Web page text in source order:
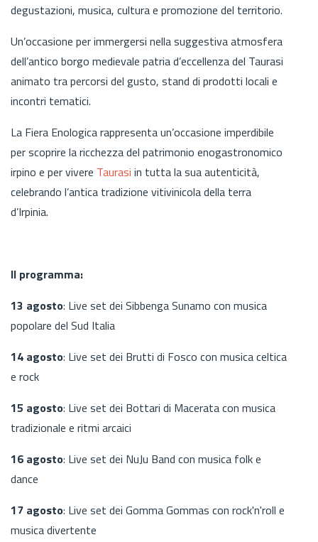
degustazioni, musica, cultura e promozione del territorio.
Un’occasione per immergersi nella suggestiva atmosfera
dell’antico borgo medievale patria d’eccellenza del Taurasi
animato tra percorsi del gusto, stand di prodotti locali e
incontri tematici.
La Fiera Enologica rappresenta un’occasione imperdibile
per scoprire la ricchezza del patrimonio enogastronomico
irpino e per vivere Taurasi in tutta la sua autenticità,
celebrando l’antica tradizione vitivinicola della terra
d’Irpinia.
Il programma:
13 agosto: Live set dei Sibbenga Sunamo con musica
popolare del Sud Italia
14 agosto: Live set dei Brutti di Fosco con musica celtica
e rock
15 agosto: Live set dei Bottari di Macerata con musica
tradizionale e ritmi arcaici
16 agosto: Live set dei NuJu Band con musica folk e
dance
17 agosto: Live set dei Gomma Gommas con rock'n'roll e
musica divertente